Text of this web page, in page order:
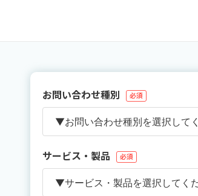
お問い合わせ種別 必須
サービス・製品 必須